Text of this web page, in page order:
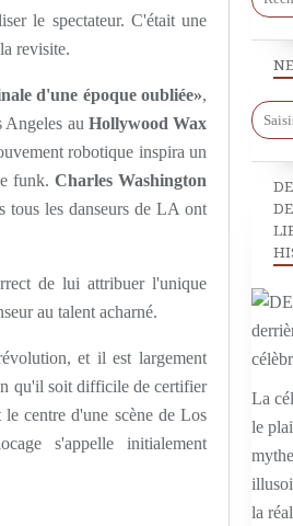
le spectateur. C'était une
revisite.
d'une époque oubliée»,
Angeles au Hollywood Wax
robotique inspira un
funk. Charles Washington
tous les danseurs de LA ont
de lui attribuer l'unique
au talent acharné.
et il est largement
qu'il soit difficile de certifier
centre d'une scène de Los
s'appelle initialement
La
le
la